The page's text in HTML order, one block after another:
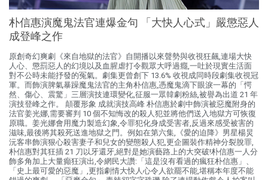
朴信惠演魔鬼法官連爆金句 「大快人心式」嚴懲惡人
成登峰之作
原創奇幻爽劇《來自地獄的法官》自開播以來聲勢與收視狂飆,連場大快
人心、懲罰惡人的幻境以及血腥虐打令觀眾大呼過癮,一吐於現實生活面
對不公時未能抒發的冤氣。劇集更曾創下 13.6% 收視成同時段劇集收視冠
軍。而飾演脾氣暴躁魔鬼法官的主角朴信惠,憑魔鬼滴下眼淚一幕的「愕
然、傷心、震驚」三層演技連環變化,征服一眾韓劇粉絲,被譽為出道 21 年
演技登峰之作。 顛覆形象 成就演技高峰 朴信惠於劇中飾演被惡魔附身的
法官姜光娜,需要審判 10 個不知悔改的殺人犯並將他們送入地獄方可恢復
原職。姜光娜會用魔力製造幻象,令罪犯化身成受害者,反過來感受被害的
滋味,最後將其殺死送進地獄之門。例如在第六集,《愛的迫降》男星楊炅
沅客串飾演狠心殺害妻子和兒女的變態殺人犯,更企圖裝作精神分裂脫罪,
朴信惠對其狂插 21 刀以牙還牙,絕對是她演藝路上的大突破!朴信惠一人分
飾多角加上大量癲狂演出,令網民大讚:「這是沒有看過的瘋狂朴信惠」、
「史上最可愛的惡魔」,更指劇情大快人心令人欲罷不能,堪稱本年度不能